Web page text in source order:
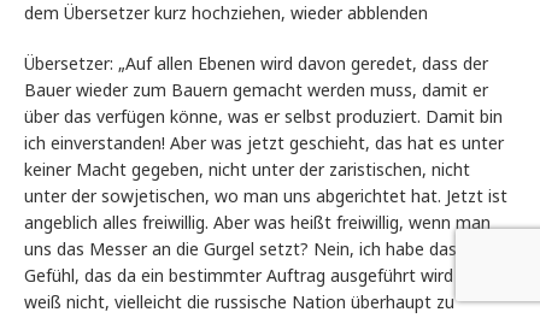
dem Übersetzer kurz hochziehen, wieder abblenden
Übersetzer: „Auf allen Ebenen wird davon geredet, dass der
Bauer wieder zum Bauern gemacht werden muss, damit er
über das verfügen könne, was er selbst produziert. Damit bin
ich einverstanden! Aber was jetzt geschieht, das hat es unter
keiner Macht gegeben, nicht unter der zaristischen, nicht
unter der sowjetischen, wo man uns abgerichtet hat. Jetzt ist
angeblich alles freiwillig. Aber was heißt freiwillig, wenn man
uns das Messer an die Gurgel setzt? Nein, ich habe das
Gefühl, das da ein bestimmter Auftrag ausgeführt wird – ich
weiß nicht, vielleicht die russische Nation überhaupt zu